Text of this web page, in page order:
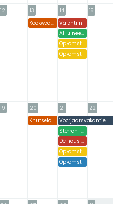
12
13
Kookwedstrijd
14
Valentijn
All u need is geheimschrift
Opkomst
Opkomst
15
19
20
Knutselopkomst
21
Voorjaarsvakantie
Sterren in het Sterrenbos
De neus van Prof. Plof en knopen
Opkomst
Opkomst
22
#